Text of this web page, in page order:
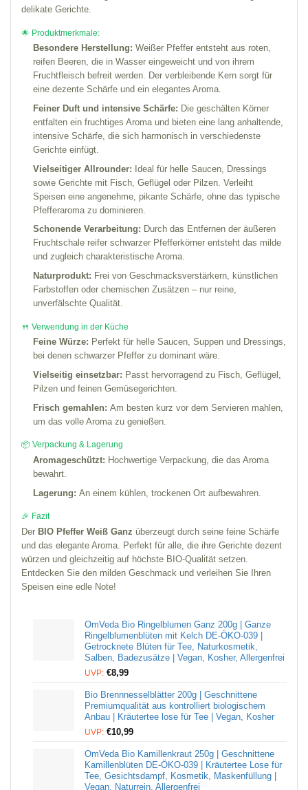
delikate Gerichte.
🌟 Produktmerkmale:
Besondere Herstellung: Weißer Pfeffer entsteht aus roten,
reifen Beeren, die in Wasser eingeweicht und von ihrem
Fruchtfleisch befreit werden. Der verbleibende Kern sorgt für
eine dezente Schärfe und ein elegantes Aroma.
Feiner Duft und intensive Schärfe: Die geschälten Körner
entfalten ein fruchtiges Aroma und bieten eine lang anhaltende,
intensive Schärfe, die sich harmonisch in verschiedenste
Gerichte einfügt.
Vielseitiger Allrounder: Ideal für helle Saucen, Dressings
sowie Gerichte mit Fisch, Geflügel oder Pilzen. Verleiht
Speisen eine angenehme, pikante Schärfe, ohne das typische
Pfefferaroma zu dominieren.
Schonende Verarbeitung: Durch das Entfernen der äußeren
Fruchtschale reifer schwarzer Pfefferkörner entsteht das milde
und zugleich charakteristische Aroma.
Naturprodukt: Frei von Geschmacksverstärkern, künstlichen
Farbstoffen oder chemischen Zusätzen – nur reine,
unverfälschte Qualität.
🍴 Verwendung in der Küche
Feine Würze: Perfekt für helle Saucen, Suppen und Dressings,
bei denen schwarzer Pfeffer zu dominant wäre.
Vielseitig einsetzbar: Passt hervorragend zu Fisch, Geflügel,
Pilzen und feinen Gemüsegerichten.
Frisch gemahlen: Am besten kurz vor dem Servieren mahlen,
um das volle Aroma zu genießen.
📦 Verpackung & Lagerung
Aromageschützt: Hochwertige Verpackung, die das Aroma
bewahrt.
Lagerung: An einem kühlen, trockenen Ort aufbewahren.
🎉 Fazit
Der BIO Pfeffer Weiß Ganz überzeugt durch seine feine Schärfe
und das elegante Aroma. Perfekt für alle, die ihre Gerichte dezent
würzen und gleichzeitig auf höchste BIO-Qualität setzen.
Entdecken Sie den milden Geschmack und verleihen Sie Ihren
Speisen eine edle Note!
OmVeda Bio Ringelblumen Ganz 200g | Ganze
Ringelblumenblüten mit Kelch DE-ÖKO-039 |
Getrocknete Blüten für Tee, Naturkosmetik,
Salben, Badezusätze | Vegan, Kosher, Allergenfrei
UVP: €8,99
Bio Brennnesselblätter 200g | Geschnittene
Premiumqualität aus kontrolliert biologischem
Anbau | Kräutertee lose für Tee | Vegan, Kosher
UVP: €10,99
OmVeda Bio Kamillenkraut 250g | Geschnittene
Kamillenblüten DE-ÖKO-039 | Kräutertee Lose für
Tee, Gesichtsdampf, Kosmetik, Maskenfüllung |
Vegan, Naturrein, Allergenfrei